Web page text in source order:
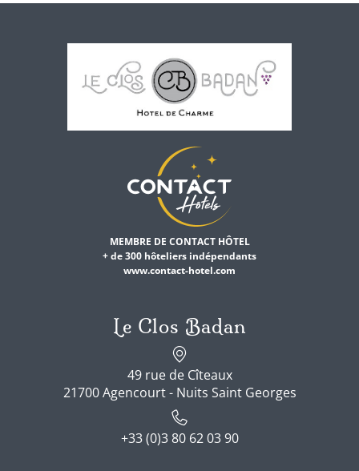
MEMBRE DE CONTACT HÔTEL
+ de 300 hôteliers indépendants
www.contact-hotel.com
Le Clos Badan
49 rue de Cîteaux
21700 Agencourt - Nuits Saint Georges
+33 (0)3 80 62 03 90